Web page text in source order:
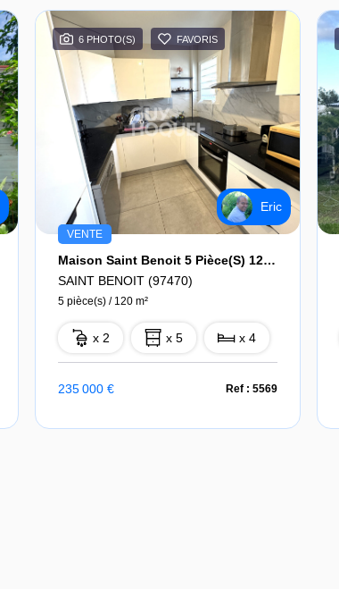
6 PHOTO(S) FAVORIS
Eric
VENTE
Maison Saint Benoit 5 Pièce(s) 120 M2
SAINT BENOIT (97470)
5 pièce(s) / 120 m²
x 2 x 5 x 4
235 000 € Ref : 5569